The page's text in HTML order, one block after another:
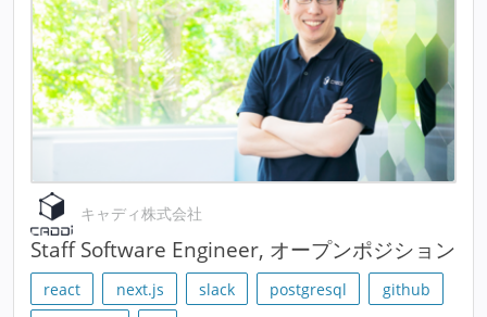
キャディ株式会社
Staff Software Engineer, オープンポジション
react next.js slack postgresql
github